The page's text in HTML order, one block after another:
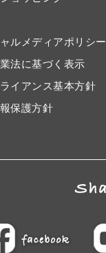
ルメディアポリシー
法に基づく表示
イアンス基本方針
保護方針